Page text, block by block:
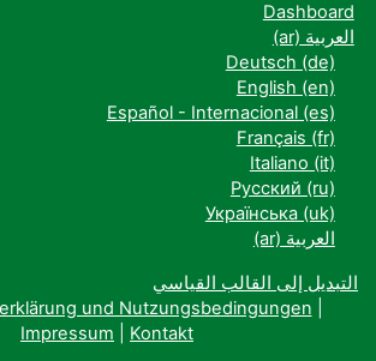
Dashboard
العربية ‎(ar)‎
Deutsch ‎(de)‎
English ‎(en)‎
Español - Internacional ‎(es)‎
Français ‎(fr)‎
Italiano ‎(it)‎
Русский ‎(ru)‎
Українська ‎(uk)‎
العربية ‎(ar)‎
التبديل إلى القالب القياسي
und Nutzungsbedingungen
Impressum
Kontakt